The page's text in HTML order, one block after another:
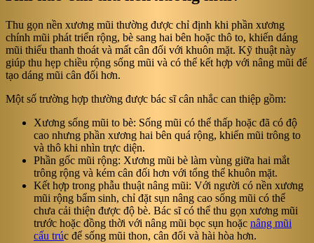
Thu gọn nền xương mũi thường được chỉ định khi phần xương
chính mũi phát triển rộng, bè sang hai bên hoặc thô to, khiến dáng
mũi thiếu thanh thoát và mất cân đối với khuôn mặt. Kỹ thuật này
giúp thu hẹp chiều rộng sống mũi và có thể kết hợp với nâng mũi để
tạo dáng mũi cân đối hơn.
Một số trường hợp thường được bác sĩ cân nhắc can thiệp gồm:
Xương sống mũi to bè: Sống mũi có thể thấp hoặc đã có độ
cao nhưng phần xương hai bên quá rộng, khiến mũi trông to
và thô khi nhìn trực diện.
Phần gốc mũi rộng: Xương mũi bè làm vùng giữa hai mắt
trông rộng và kém cân đối hơn với tổng thể khuôn mặt.
Kết hợp trong phẫu thuật nâng mũi: Với người có nền xương
mũi rộng bẩm sinh, chỉ đặt sụn nâng cao sống mũi có thể
chưa cải thiện được độ bè. Bác sĩ có thể thu gọn xương mũi
trước hoặc đồng thời với nâng mũi bọc sụn hoặc nâng mũi
cấu trúc để sống mũi thon, cân đối và hài hòa hơn.